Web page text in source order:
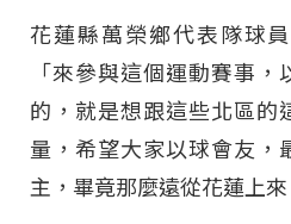
花蓮縣萬榮鄉代表隊球
「來參與這個運動賽事
的，就是想跟這些北區的
量，希望大家以球會友，
主，畢竟那麼遠從花蓮上來